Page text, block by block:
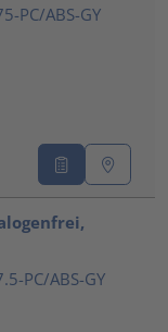
PC/ABS-GY
PC/ABS-GY